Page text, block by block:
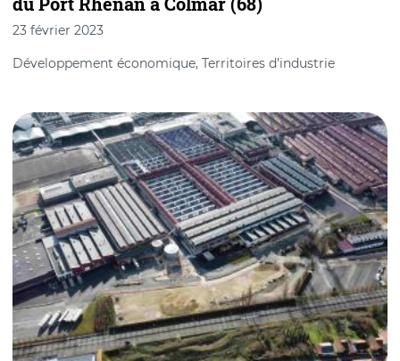
23 février 2023
Développement économique, Territoires d’industrie